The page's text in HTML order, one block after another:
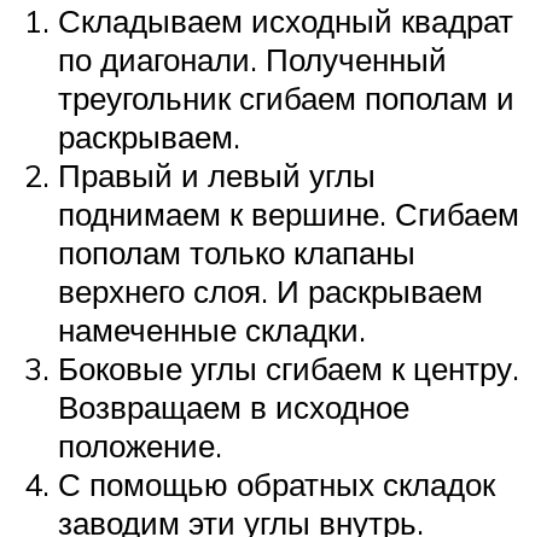
Складываем исходный квадрат
по диагонали. Полученный
треугольник сгибаем пополам и
раскрываем.
Правый и левый углы
поднимаем к вершине. Сгибаем
пополам только клапаны
верхнего слоя. И раскрываем
намеченные складки.
Боковые углы сгибаем к центру.
Возвращаем в исходное
положение.
С помощью обратных складок
заводим эти углы внутрь.